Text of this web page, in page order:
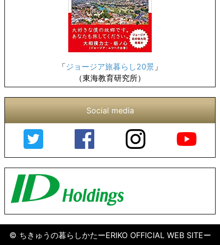
「ジョージア旅暮らし20景 」
（東海教育研究所）
Social media
© ちきゅうの暮らしかたーERIKO OFFICIAL WEB SITEー